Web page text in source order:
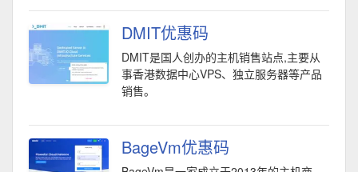
DMIT优惠码
DMIT是国人创办的主机销售站点,主要从
事香港数据中心VPS、独立服务器等产品
销售。
BageVm优惠码